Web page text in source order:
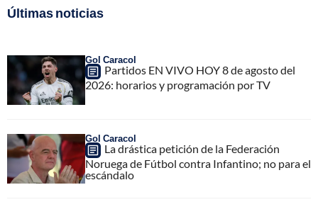
Últimas noticias
Gol Caracol
Partidos EN VIVO HOY 8 de agosto del
2026: horarios y programación por TV
Gol Caracol
La drástica petición de la Federación
Noruega de Fútbol contra Infantino; no para el
escándalo